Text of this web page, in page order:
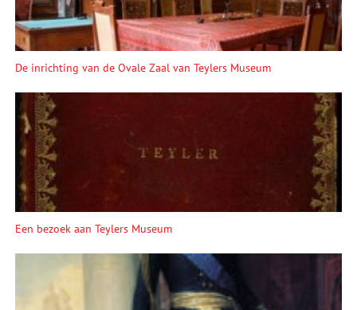
De inrichting van de Ovale Zaal van Teylers Museum
Een bezoek aan Teylers Museum